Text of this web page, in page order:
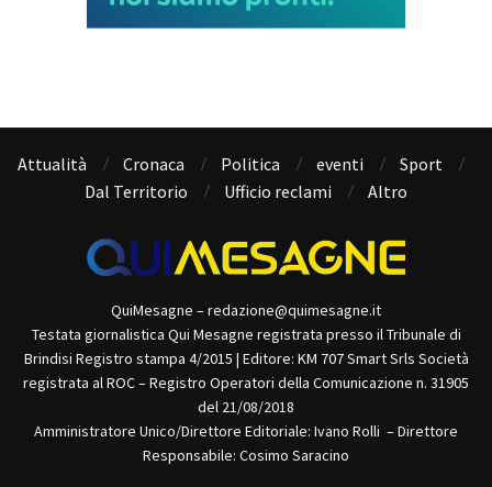
Attualità Cronaca Politica eventi
Sport
Dal Territorio
Ufficio reclami Altro
QuiMesagne – redazione@quimesagne.it
Testata giornalistica Qui Mesagne registrata presso il Tribunale di
Brindisi Registro stampa 4/2015 | Editore: KM 707 Smart Srls Società
registrata al ROC – Registro Operatori della Comunicazione n. 31905
del 21/08/2018
Amministratore Unico/Direttore Editoriale: Ivano Rolli – Direttore
Responsabile: Cosimo Saracino